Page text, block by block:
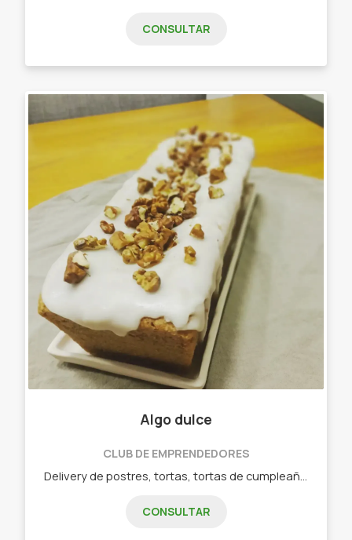
CONSULTAR
Algo dulce
CLUB DE EMPRENDEDORES
CONSULTAR